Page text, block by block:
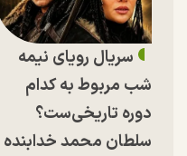
سریال رویای نیمه
شب مربوط به کدام
دوره تاریخی‌ست؟
سلطان محمد خدابنده